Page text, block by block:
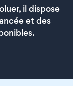
il dispose
et des